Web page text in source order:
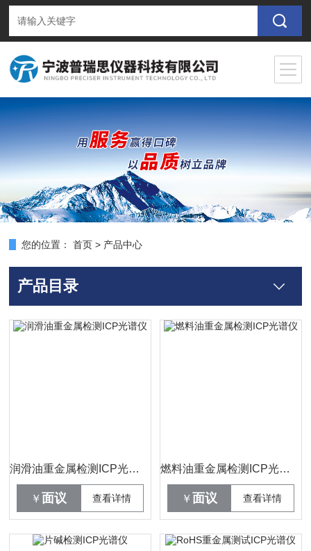
您的位置： 首页 > 产品中心
产品目录
润滑油重金属检测ICP光谱仪
￥ 面议 查看详情
燃料油重金属检测ICP光谱仪
￥ 面议 查看详情